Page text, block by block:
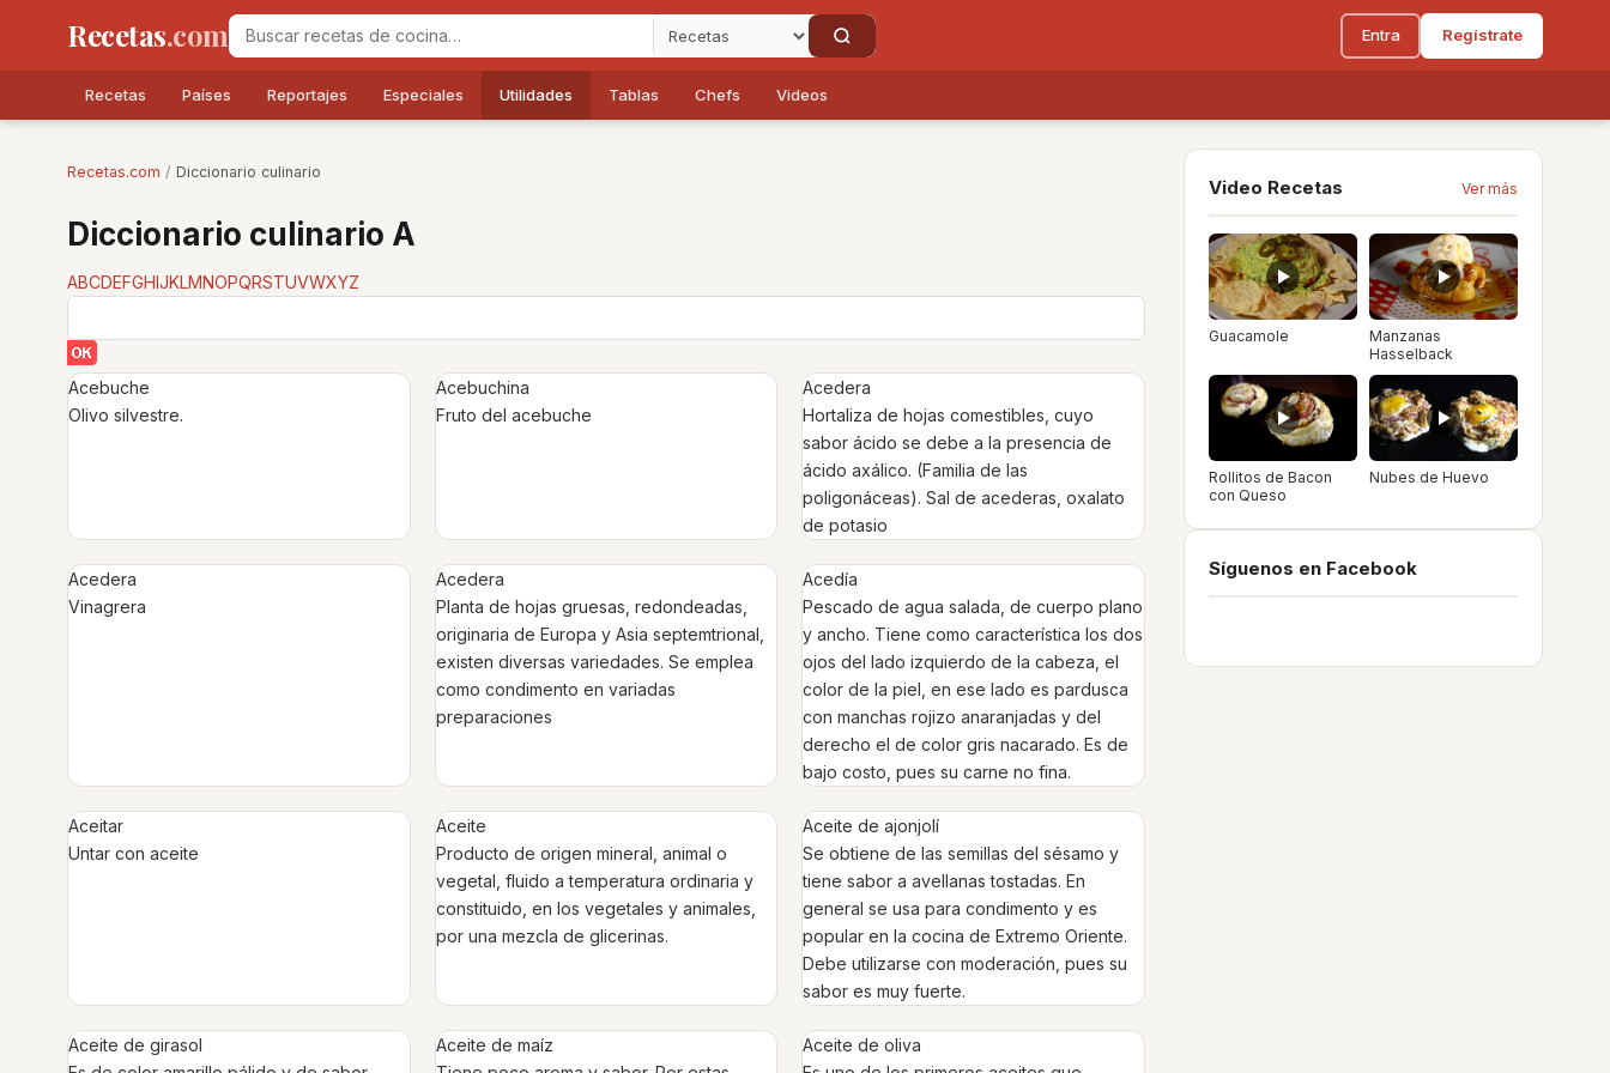
Recetas.com Entra Regístrate
Recetas Países Reportajes Especiales Utilidades Tablas Chefs Videos
Recetas.com / Diccionario culinario
Diccionario culinario A
ABCDEFGHIJKLMNOPQRSTUVWXYZ
Acebuche
Olivo silvestre.
Acebuchina
Fruto del acebuche
Acedera
Hortaliza de hojas comestibles, cuyo
sabor ácido se debe a la presencia de
ácido axálico. (Familia de las
poligonáceas). Sal de acederas, oxalato
de potasio
Acedera
Vinagrera
Acedera
Planta de hojas gruesas, redondeadas,
originaria de Europa y Asia septemtrional,
existen diversas variedades. Se emplea
como condimento en variadas
preparaciones
Acedía
Pescado de agua salada, de cuerpo plano
y ancho. Tiene como característica los dos
ojos del lado izquierdo de la cabeza, el
color de la piel, en ese lado es pardusca
con manchas rojizo anaranjadas y del
derecho el de color gris nacarado. Es de
bajo costo, pues su carne no fina.
Aceitar
Untar con aceite
Aceite
Producto de origen mineral, animal o
vegetal, fluido a temperatura ordinaria y
constituido, en los vegetales y animales,
por una mezcla de glicerinas.
Aceite de ajonjolí
Se obtiene de las semillas del sésamo y
tiene sabor a avellanas tostadas. En
general se usa para condimento y es
popular en la cocina de Extremo Oriente.
Debe utilizarse con moderación, pues su
sabor es muy fuerte.
Aceite de girasol
Aceite de maíz
Aceite de oliva
Video Recetas Ver más
Guacamole
Manzanas
Hasselback
Rollitos de Bacon
con Queso
Nubes de Huevo
Síguenos en Facebook